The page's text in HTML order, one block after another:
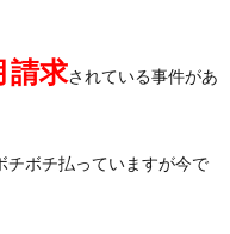
請求されている事件があ
チボチ払っていますが今で